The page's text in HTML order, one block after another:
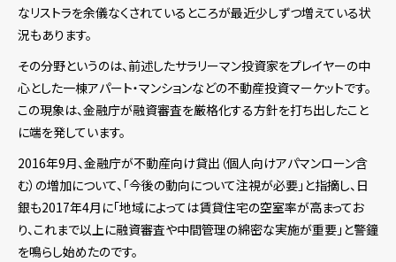
なリストラを余儀なくされているところが最近少しずつ増えている状
況もあります。
その分野というのは、前述したサラリーマン投資家をプレイヤーの中
心とした一棟アパート・マンションなどの不動産投資マーケットです。
この現象は、金融庁が融資審査を厳格化する方針を打ち出したこと
に端を発しています。
2016年9月、金融庁が不動産向け貸出（個人向けアパマンローン含
む）の増加について、「今後の動向について注視が必要」と指摘し、日
銀も2017年4月に「地域によっては賃貸住宅の空室率が高まってお
り、これまで以上に融資審査や中間管理の綿密な実施が重要」と警鐘
を鳴らし始めたのです。